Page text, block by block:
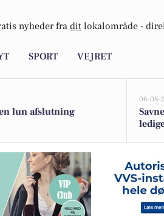
nyheder fra dit lokalområde -
SPORT VEJRET
lun afslutning
06-08-